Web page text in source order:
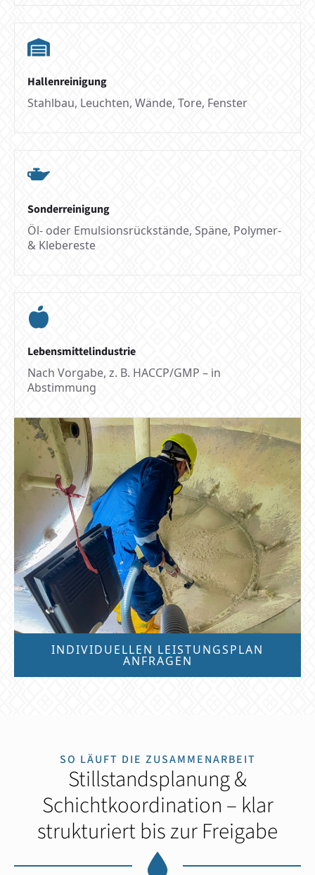
Hallenreinigung
Stahlbau, Leuchten, Wände, Tore, Fenster
Sonderreinigung
Öl- oder Emulsionsrückstände, Späne, Polymer-
& Klebereste
Lebensmittelindustrie
Nach Vorgabe, z. B. HACCP/GMP – in
Abstimmung
INDIVIDUELLEN LEISTUNGSPLAN
ANFRAGEN
SO LÄUFT DIE ZUSAMMENARBEIT
Stillstandsplanung &
Schichtkoordination – klar
strukturiert bis zur Freigabe